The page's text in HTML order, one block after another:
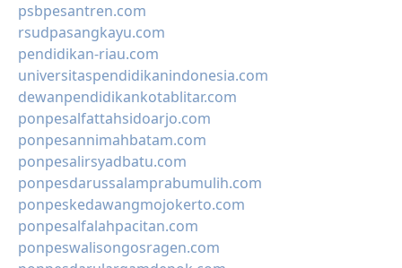
psbpesantren.com
rsudpasangkayu.com
pendidikan-riau.com
universitaspendidikanindonesia.com
dewanpendidikankotablitar.com
ponpesalfattahsidoarjo.com
ponpesannimahbatam.com
ponpesalirsyadbatu.com
ponpesdarussalamprabumulih.com
ponpeskedawangmojokerto.com
ponpesalfalahpacitan.com
ponpeswalisongosragen.com